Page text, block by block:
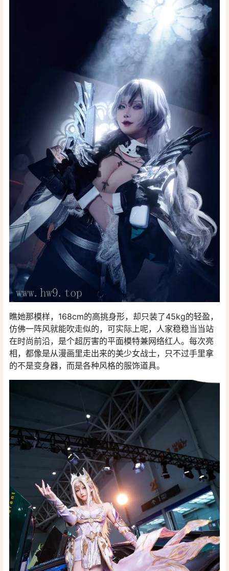
瞧她那模样，168cm的高挑身形，却只装了45kg的轻盈，
仿佛一阵风就能吹走似的，可实际上呢，人家稳稳当当站
在时尚前沿，是个超厉害的平面模特兼网络红人。每次亮
相，都像是从漫画里走出来的美少女战士，只不过手里拿
的不是变身器，而是各种风格的服饰道具。